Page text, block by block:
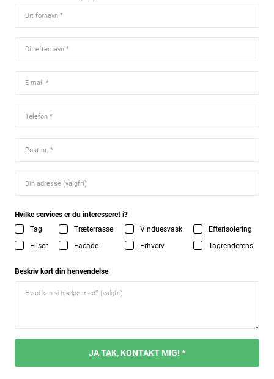
Hvilke services er du interesseret i?
Tag
Fliser
Træterrasse
Facade
Vinduesvask
Erhverv
Efterisolering
Tagrenderens
Beskriv kort din henvendelse
JA TAK, KONTAKT MIG! *